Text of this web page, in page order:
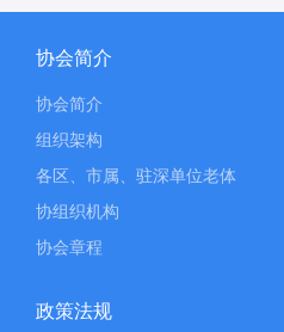
协会简介
协会简介
组织架构
各区、市属、驻深单位老体
协组织机构
协会章程
政策法规